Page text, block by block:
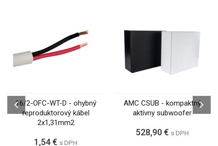
16/2-OFC-WT-D - ohybný
reproduktorový kábel
2x1,31mm2
1,54 € s DPH
AMC CSUB - kompaktný
aktívny subwoofer
528,90 € s DPH